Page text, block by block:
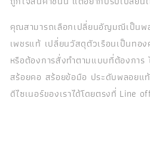
คุณสามารถเลือกเปลี่ยนอัญมณีเป็นพ
เพชรแท้ เปลี่ยนวัสดุตัวเรือนเป็นทอ
หรือต้องการสั่งทำตามแบบที่ต้องการ
สร้อยคอ สร้อยข้อมือ ประดับพลอย
ดีไซเนอร์ของเราได้โดยตรงที่ Line